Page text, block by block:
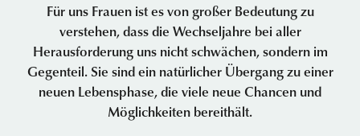
Für uns Frauen ist es von großer Bedeutung zu
verstehen, dass die Wechseljahre bei aller
Herausforderung uns nicht schwächen, sondern im
Gegenteil. Sie sind ein natürlicher Übergang zu einer
neuen Lebensphase, die viele neue Chancen und
Möglichkeiten bereithält.